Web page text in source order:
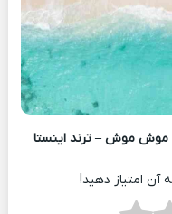
موش – ترند اینستا
آن امتیاز دهید!